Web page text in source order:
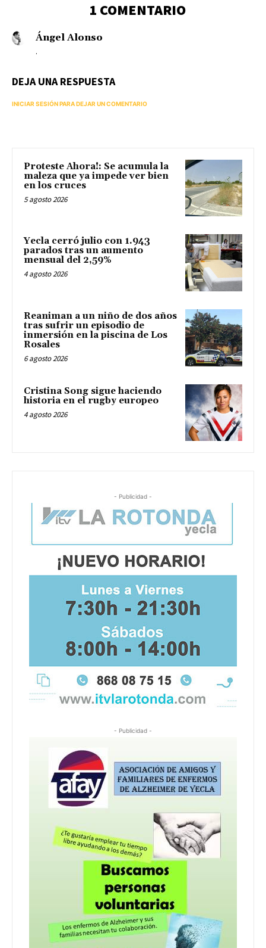
1 COMENTARIO
Ángel Alonso
.
DEJA UNA RESPUESTA
INICIAR SESIÓN PARA DEJAR UN COMENTARIO
Proteste Ahora!: Se acumula la
maleza que ya impede ver bien
en los cruces
5 agosto 2026
Yecla cerró julio con 1.943
parados tras un aumento
mensual del 2,59%
4 agosto 2026
Reaniman a un niño de dos años
tras sufrir un episodio de
inmersión en la piscina de Los
Rosales
6 agosto 2026
Cristina Song sigue haciendo
historia en el rugby europeo
4 agosto 2026
- Publicidad -
- Publicidad -